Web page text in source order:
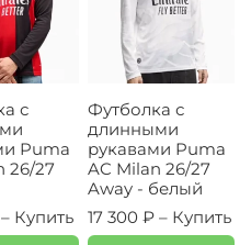
с
Puma
26/27
Купить
Футболка с
длинными
рукавами Puma
AC Milan 26/27
Away - белый
17 300 ₽ – Купить